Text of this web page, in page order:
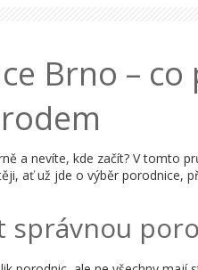
Brno –
a nevíte, kde začít? V tomto
ať už jde o výběr porodnice,
správnou